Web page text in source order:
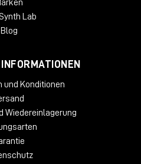
Lab
Blog
und Konditionen
Wiedereinlagerung